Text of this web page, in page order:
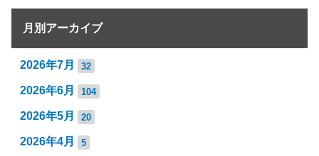
月別アーカイブ
2026年7月 32
2026年6月 104
2026年5月 20
2026年4月 5